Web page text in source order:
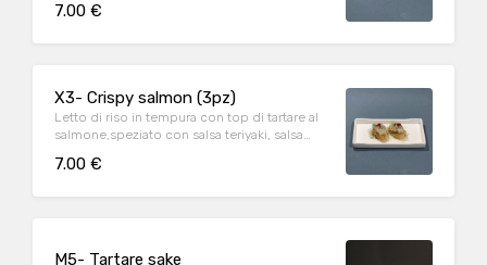
7.00 €
X3- Crispy salmon (3pz)
Letto di riso in tempura con top di tartare al
salmone,speziato con salsa teriyaki, salsa
polvere di matcha.
7.00 €
M5- Tartare sake